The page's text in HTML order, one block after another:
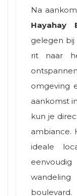
Na
Hayahay
gelegen bij
rit naar
omgeving
aankomst
kun je
ambiance.
ideale